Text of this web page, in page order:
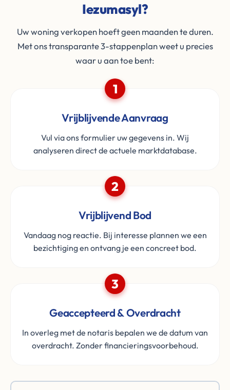
Iezumasyl?
Uw woning verkopen hoeft geen maanden te duren.
Met ons transparante 3-stappenplan weet u precies
waar u aan toe bent:
1
Vrijblijvende Aanvraag
Vul via ons formulier uw gegevens in. Wij
analyseren direct de actuele marktdatabase.
2
Vrijblijvend Bod
Vandaag nog reactie. Bij interesse plannen we een
bezichtiging en ontvang je een concreet bod.
3
Geaccepteerd & Overdracht
In overleg met de notaris bepalen we de datum van
overdracht. Zonder financieringsvoorbehoud.